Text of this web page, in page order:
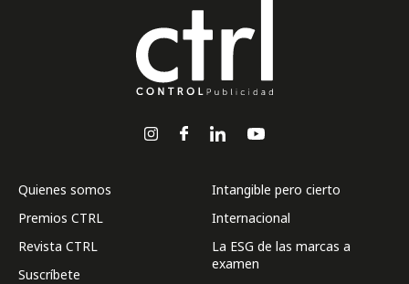
Quienes somos
Premios CTRL
Revista CTRL
Suscríbete
Intangible pero cierto
Internacional
La ESG de las marcas a
examen